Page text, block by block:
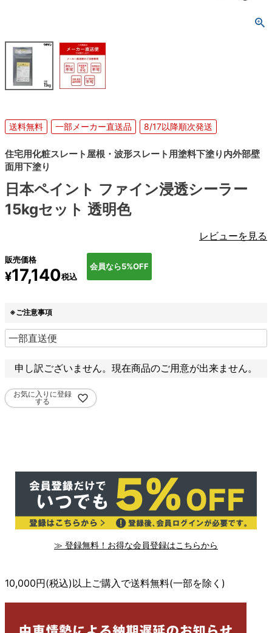
送料無料 一部メーカー直送品 8/17以降順次発送
住宅用化粧スレート屋根・波形スレート用塗料下塗り内外部壁
面用下塗り
日本ペイント ファイン浸透シーラー
15kgセット 透明色
レビューを見る
販売価格
¥17,140税込
会員なら5%OFF
※ご注意事項
申し訳ございません。現在商品のご用意が出来ません。
お気に入りに登録
する
≫ 登録無料！お得な会員登録はこちらから
10,000円(税込)以上ご購入で送料無料(一部を除く)